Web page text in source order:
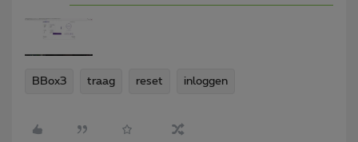
BBox3 traag reset inloggen